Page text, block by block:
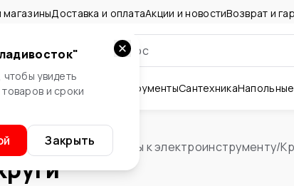
магазиныДоставка и оплатаАкции и новостиВозврат и
Стройматериалы ИнструментыСантехника
"
увидеть
и сроки
Закрыть
Расходные материалы к электроинструменту/